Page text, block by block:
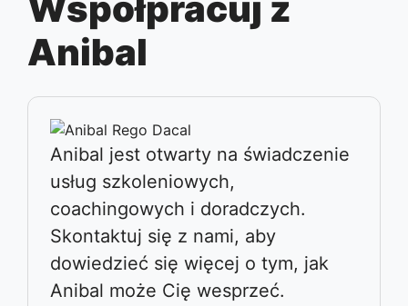
Anibal
Anibal jest otwarty na świadczenie
usług szkoleniowych,
coachingowych i doradczych.
Skontaktuj się z nami, aby
dowiedzieć się więcej o tym, jak
Anibal może Cię wesprzeć.